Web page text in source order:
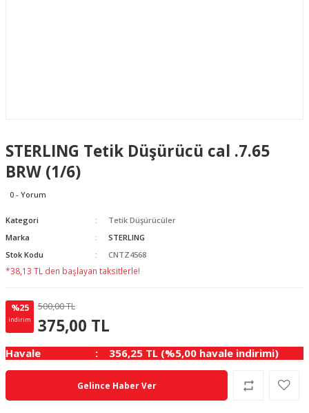
STERLING Tetik Düşürücü cal .7.65
BRW (1/6)
0 - Yorum
Kategori
Tetik Düşürücüler
Marka
STERLING
Stok Kodu
CNTZ4568
*38,13 TL den başlayan taksitlerle!
%25
indirim
500,00 TL
375,00 TL
Havale 356,25 TL (%5,00 havale indirimi)
Gelince Haber Ver